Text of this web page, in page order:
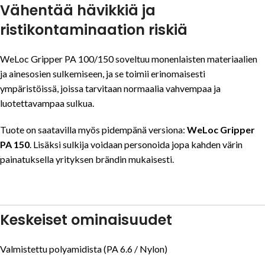
Vähentää hävikkiä ja
ristikontaminaation riskiä
WeLoc Gripper PA 100/150 soveltuu monenlaisten materiaalien
ja ainesosien sulkemiseen, ja se toimii erinomaisesti
ympäristöissä, joissa tarvitaan normaalia vahvempaa ja
luotettavampaa sulkua.
Tuote on saatavilla myös pidempänä versiona: WeLoc Gripper
PA 150. Lisäksi sulkija voidaan personoida jopa kahden värin
painatuksella yrityksen brändin mukaisesti.
Keskeiset ominaisuudet
Valmistettu polyamidista (PA 6.6 / Nylon)